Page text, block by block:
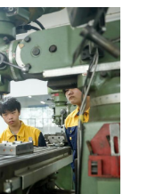
体育
军事
政务
汽车
数字经济